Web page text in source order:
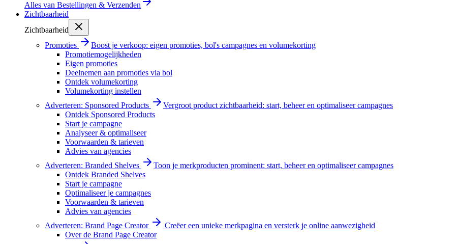
Alles van Bestellingen & Verzenden
Zichtbaarheid
Zichtbaarheid
Promoties
Boost je verkoop: eigen promoties, bol's campagnes en volumekorting
Promotiemogelijkheden
Eigen promoties
Deelnemen aan promoties via bol
Ontdek volumekorting
Volumekorting instellen
Adverteren: Sponsored Products
Vergroot product zichtbaarheid: start, beheer en optimaliseer campagnes
Ontdek Sponsored Products
Start je campagne
Analyseer & optimaliseer
Voorwaarden & tarieven
Advies van agencies
Adverteren: Branded Shelves
Toon je merkproducten prominent: start, beheer en optimaliseer campagnes
Ontdek Branded Shelves
Start je campagne
Optimaliseer je campagnes
Voorwaarden & tarieven
Advies van agencies
Adverteren: Brand Page Creator
Creëer een unieke merkpagina en versterk je online aanwezigheid
Over de Brand Page Creator